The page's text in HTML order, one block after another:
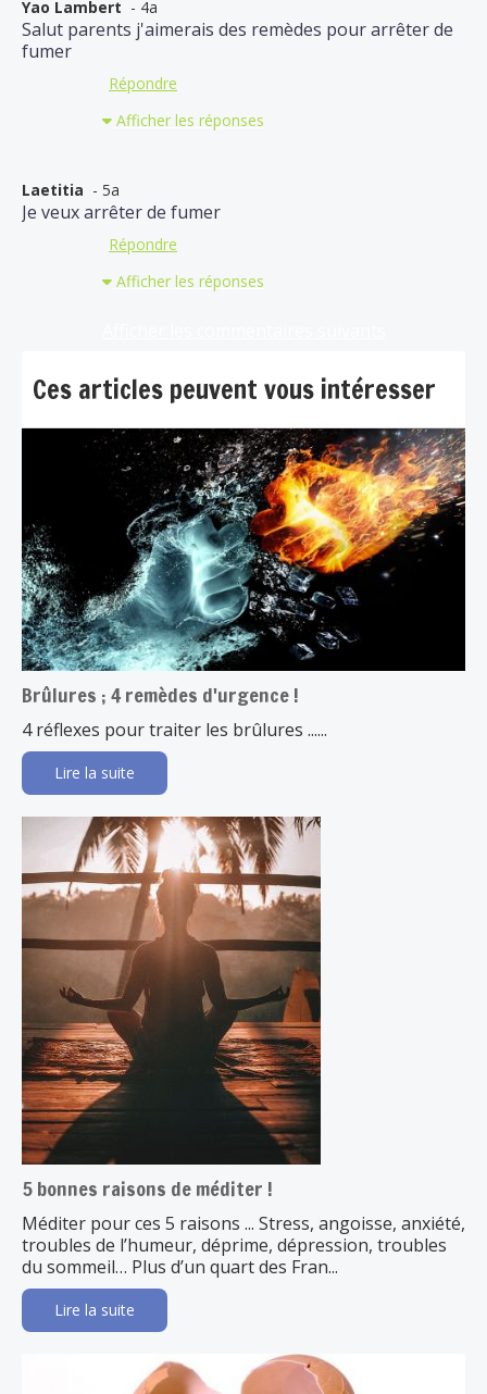
Yao Lambert - 4a
Salut parents j'aimerais des remèdes pour arrêter de
fumer
Répondre
Afficher les réponses
Laetitia - 5a
Je veux arrêter de fumer
Répondre
Afficher les réponses
Ces articles peuvent vous intéresser
Brûlures ; 4 remèdes d'urgence !
4 réflexes pour traiter les brûlures ......
Lire la suite
5 bonnes raisons de méditer !
Méditer pour ces 5 raisons ... Stress, angoisse, anxiété,
troubles de l’humeur, déprime, dépression, troubles
du sommeil… Plus d’un quart des Fran...
Lire la suite